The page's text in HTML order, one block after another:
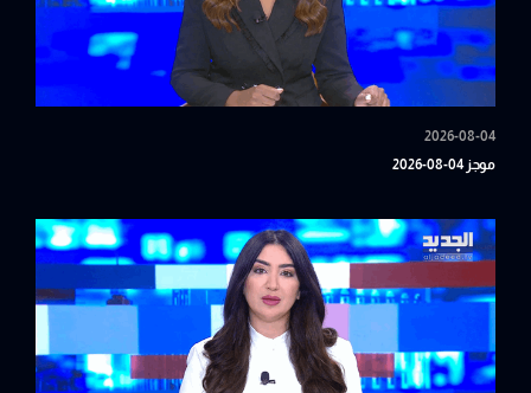
2026-08-04
موجز 04-08-2026